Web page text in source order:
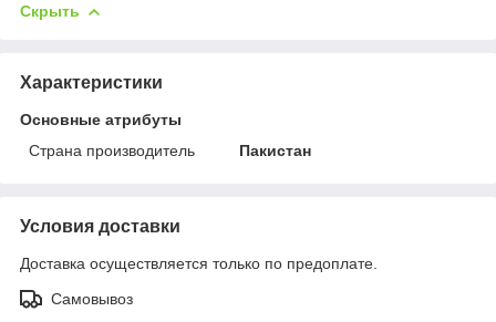
Скрыть
Характеристики
Основные атрибуты
Страна производитель
Пакистан
Условия доставки
Доставка осуществляется только по предоплате.
Самовывоз